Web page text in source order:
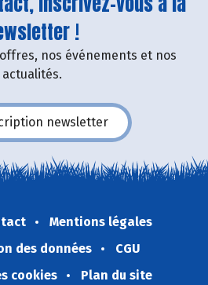
!
nos événements et nos
actualités.
newsletter
Mentions légales
des données
CGU
cookies
Plan du site